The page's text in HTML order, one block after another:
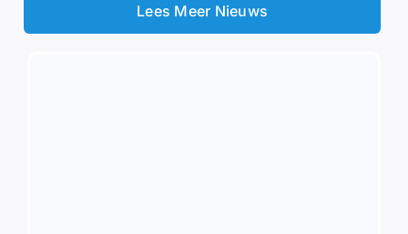
Lees Meer Nieuws